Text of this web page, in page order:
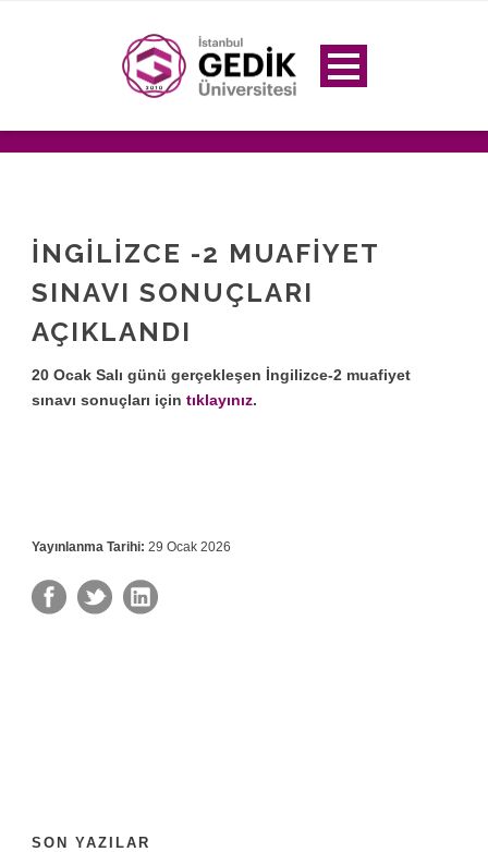
İNGİLİZCE -2 MUAFİYET
SINAVI SONUÇLARI
AÇIKLANDI
20 Ocak Salı günü gerçekleşen İngilizce-2 muafiyet
sınavı sonuçları için tıklayınız.
Yayınlanma Tarihi: 29 Ocak 2026
SON YAZILAR